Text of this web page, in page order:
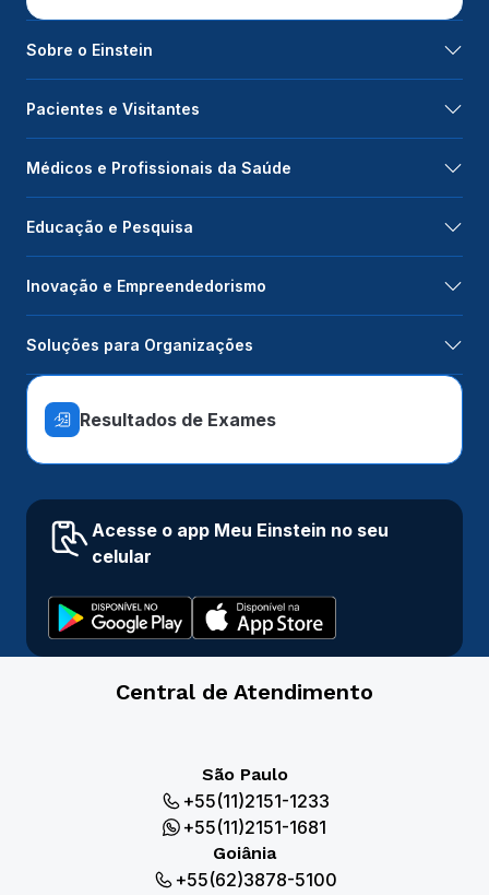
Sobre o Einstein
Pacientes e Visitantes
Médicos e Profissionais da Saúde
Educação e Pesquisa
Inovação e Empreendedorismo
Soluções para Organizações
Resultados de Exames
Acesse o app Meu Einstein no seu
celular
Central de Atendimento
São Paulo
+55(11)2151-1233
+55(11)2151-1681
Goiânia
+55(62)3878-5100